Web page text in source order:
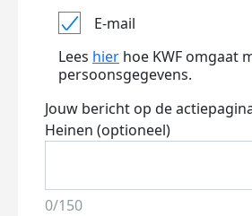
E-mail
Lees hier hoe KWF omgaat
persoonsgegevens.
Jouw bericht op de
Heinen (optioneel)
0/150